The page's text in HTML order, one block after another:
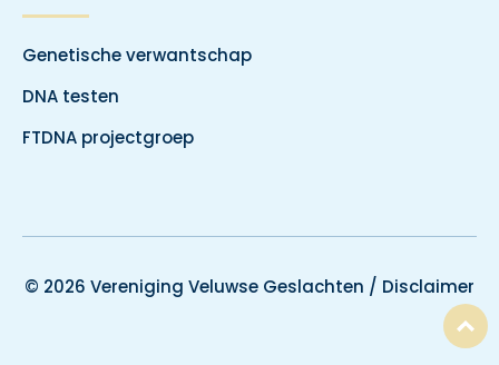
Genetische verwantschap
DNA testen
FTDNA projectgroep
© 2026 Vereniging Veluwse Geslachten / Disclaimer